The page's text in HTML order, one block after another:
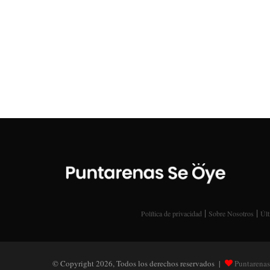
Política de privacidad | Sobre Nosotros |
© Copyright 2026, Todos los derechos reservados |